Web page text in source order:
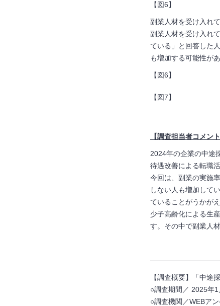
【図6】
副業人材を受け入れ
副業人材を受け入れ
ている」と回答した
も増加する可能性が
【図6】
【図7】
【調査担当者コメント
2024年の企業の中途
待遇改善による転職
今回は、副業の実施
しない人も増加して
ていることがうかがえ
少子高齢化による生
す。その中で副業人
【調査概要】「中途
○調査期間／ 2025年1
○調査機関／WEBア